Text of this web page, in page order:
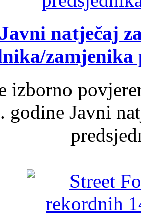
Javni natječaj
izborno
godine Javni